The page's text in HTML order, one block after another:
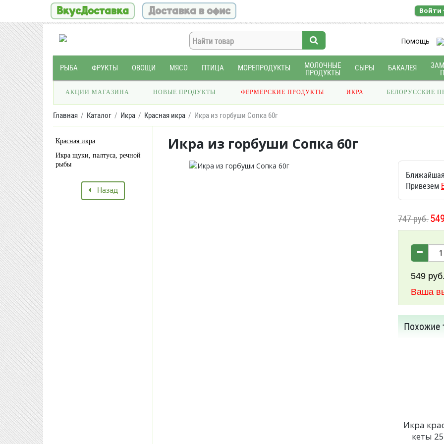
ВкусДоставка Доставка в офис Войти
Помощь
РЫБА ФРУКТЫ ОВОЩИ МЯСО ПТИЦА МОРЕПРОДУКТЫ МОЛОЧНЫЕ
ПРОДУКТЫ
СЫРЫ БАКАЛЕЯ
АКЦИИ МАГАЗИНА НОВЫЕ ПРОДУКТЫ ФЕРМЕРСКИЕ ПРОДУКТЫ ИКРА БЕЛОРУССКИЕ
Главная Каталог Икра Красная икра Икра из горбуши Сопка 60г
Красная икра
Икра щуки, палтуса, речной
рыбы
Назад
Икра из горбуши Сопка 60г
Привезем
747 руб.549
549 руб.
Ваша
Похожие
Икра
кеты